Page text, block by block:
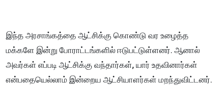
இந்த அரசாங்கத்தை ஆட்சிக்கு கொண்டு வர உழைத்த
மக்களே இன்று போராட்டங்களில் ஈடுபட்டுள்ளனர். ஆனால்
அவர்கள் எப்படி ஆட்சிக்கு வந்தார்கள், யார் உதவினார்கள்
என்பதையெல்லாம் இன்றைய ஆட்சியாளர்கள் மறந்துவிட்டனர்.